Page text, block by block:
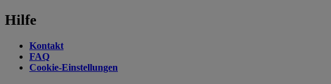
Hilfe
Kontakt
FAQ
Cookie-Einstellungen